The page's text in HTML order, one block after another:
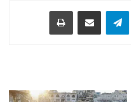
تيلقرام مشاركة عبر البريد طباعة